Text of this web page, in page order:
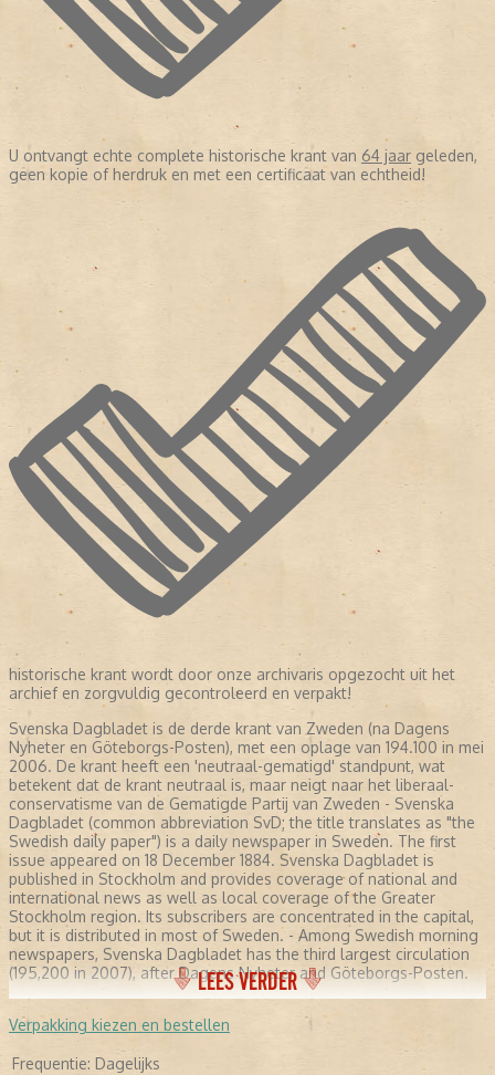
U ontvangt echte complete historische krant van 64 jaar geleden,
geen kopie of herdruk en met een certificaat van echtheid!
historische krant wordt door onze archivaris opgezocht uit het
archief en zorgvuldig gecontroleerd en verpakt!
Svenska Dagbladet is de derde krant van Zweden (na Dagens
Nyheter en Göteborgs-Posten), met een oplage van 194.100 in mei
2006. De krant heeft een 'neutraal-gematigd' standpunt, wat
betekent dat de krant neutraal is, maar neigt naar het liberaal-
conservatisme van de Gematigde Partij van Zweden - Svenska
Dagbladet (common abbreviation SvD; the title translates as "the
Swedish daily paper") is a daily newspaper in Sweden. The first
issue appeared on 18 December 1884. Svenska Dagbladet is
published in Stockholm and provides coverage of national and
international news as well as local coverage of the Greater
Stockholm region. Its subscribers are concentrated in the capital,
but it is distributed in most of Sweden. - Among Swedish morning
newspapers, Svenska Dagbladet has the third largest circulation
(195,200 in 2007), after Dagens Nyheter and Göteborgs-Posten.
LEES VERDER
Verpakking kiezen en bestellen
Frequentie: Dagelijks